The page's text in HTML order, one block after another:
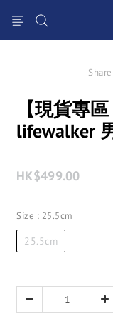
Share
【現貨專
lifewalker
HK$499.00
Size : 25.5cm
25.5cm